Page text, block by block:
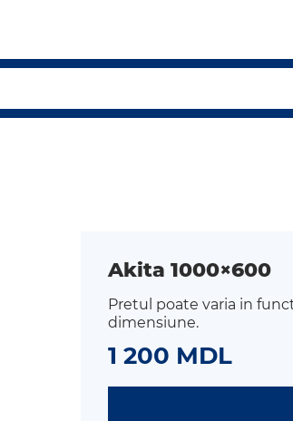
Akita 1000×600
Pretul poate varia in
dimensiune.
1 200 MDL